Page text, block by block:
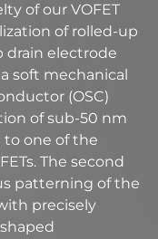
of our VOFET
of rolled-up
drain electrode
soft mechanical
(OSC)
of sub-50 nm
to one of the
The second
patterning of the
precisely